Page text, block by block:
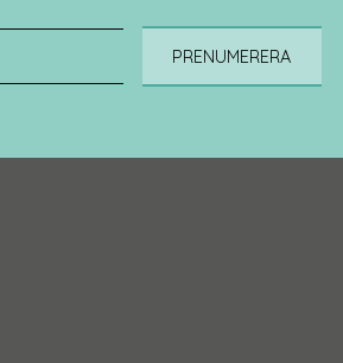
PRENUMERERA